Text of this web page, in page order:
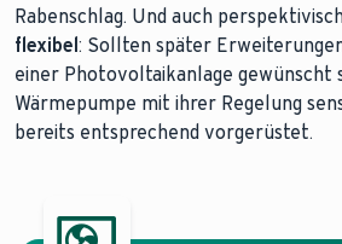
Rabenschlag. Und auch
flexibel: Sollten später
einer Photovoltaikanlage gewünscht
Wärmepumpe mit ihrer Regelung
bereits entsprechend vorgerüstet.